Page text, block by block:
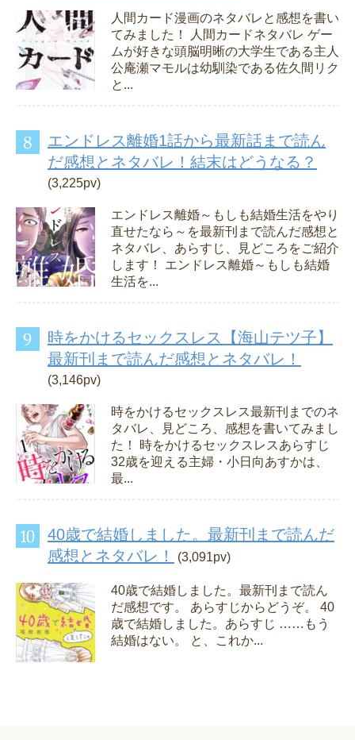
人間カード漫画のネタバレと感想を書い
てみました！ 人間カードネタバレ ゲー
ムが好きな頭脳明晰の大学生である主人
公庵瀬マモルは幼馴染である佐久間リク
と...
エンドレス離婚1話から最新話まで読ん
だ感想とネタバレ！結末はどうなる？
(3,225pv)
エンドレス離婚～もしも結婚生活をやり
直せたなら～を最新刊まで読んだ感想と
ネタバレ、あらすじ、見どころをご紹介
します！ エンドレス離婚～もしも結婚
生活を...
時をかけるセックスレス【海山テツ子】
最新刊まで読んだ感想とネタバレ！
(3,146pv)
時をかけるセックスレス最新刊までのネ
タバレ、見どころ、感想を書いてみまし
た！ 時をかけるセックスレスあらすじ
32歳を迎える主婦・小日向あすかは、
最...
40歳で結婚しました。最新刊まで読んだ
感想とネタバレ！
(3,091pv)
40歳で結婚しました。最新刊まで読ん
だ感想です。 あらすじからどうぞ。 40
歳で結婚しました。あらすじ ……もう
結婚はない。 と、これか...